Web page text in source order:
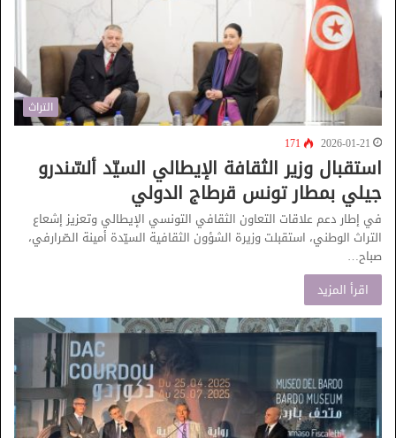
التراث
2026-01-21
171
استقبال وزير الثقافة الإيطالي السيّد ألسّندرو
جيلي بمطار تونس قرطاج الدولي
في إطار دعم علاقات التعاون الثقافي التونسي الإيطالي وتعزيز إشعاع
التراث الوطني، استقبلت وزيرة الشؤون الثقافية السيّدة أمينة الصّرارفي،
صباح…
اقرأ المزيد